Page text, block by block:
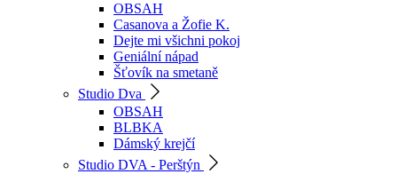
OBSAH
Casanova a Žofie K.
Dejte mi všichni pokoj
Geniální nápad
Šťovík na smetaně
Studio Dva
OBSAH
BLBKA
Dámský krejčí
Studio DVA - Perštýn